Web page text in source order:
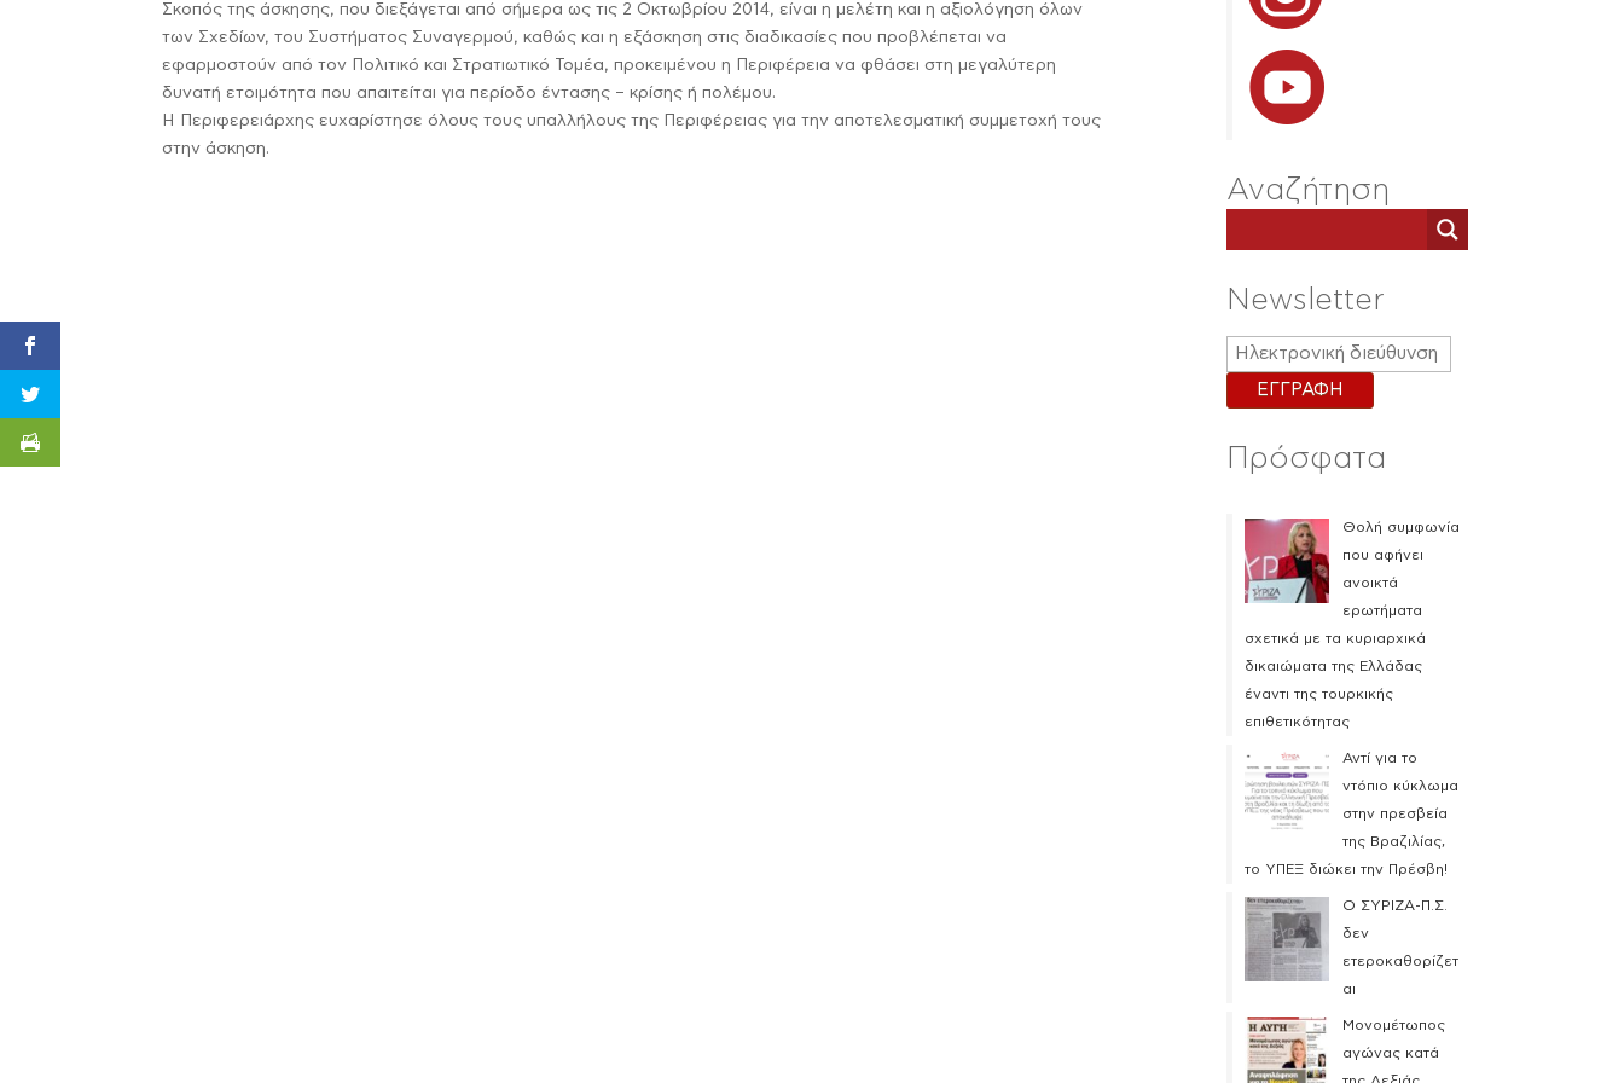
Σκοπός της άσκησης, που διεξάγεται από σήμερα ως τις 2 Οκτωβρίου 2014, είναι η μελέτη και η αξιολόγηση όλων
των Σχεδίων, του Συστήματος Συναγερμού, καθώς και η εξάσκηση στις διαδικασίες που προβλέπεται να
εφαρμοστούν από τον Πολιτικό και Στρατιωτικό Τομέα, προκειμένου η Περιφέρεια να φθάσει στη μεγαλύτερη
δυνατή ετοιμότητα που απαιτείται για περίοδο έντασης – κρίσης ή πολέμου.
Η Περιφερειάρχης ευχαρίστησε όλους τους υπαλλήλους της Περιφέρειας για την αποτελεσματική συμμετοχή τους
στην άσκηση.
Αναζήτηση
Newsletter
Πρόσφατα
Θολή συμφωνία
που αφήνει
ανοικτά
ερωτήματα
σχετικά με τα κυριαρχικά
δικαιώματα της Ελλάδας
έναντι της τουρκικής
επιθετικότητας
Αντί για το
ντόπιο κύκλωμα
στην πρεσβεία
της Βραζιλίας,
το ΥΠΕΞ διώκει την Πρέσβη!
Ο ΣΥΡΙΖΑ-Π.Σ.
δεν
ετεροκαθορίζετ
αι
Μονομέτωπος
αγώνας κατά